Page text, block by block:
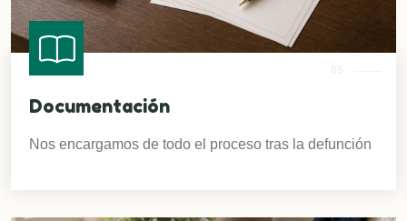
Documentación
Nos encargamos de todo el proceso tras la defunción